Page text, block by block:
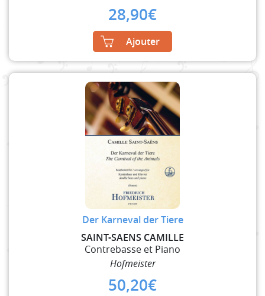
28,90€
Ajouter
Der Karneval der Tiere
SAINT-SAENS CAMILLE
Contrebasse et Piano
Hofmeister
50,20€